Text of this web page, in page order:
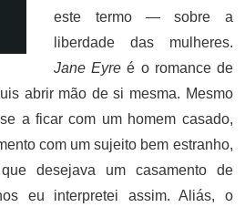
este termo — sobre a
liberdade das mulheres.
Jane Eyre é o romance de
abrir mão de si mesma. Mesmo
a ficar com um homem casado,
com um sujeito bem estranho,
desejava um casamento de
eu interpretei assim. Aliás, o